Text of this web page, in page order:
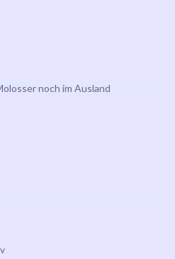
noch im Ausland